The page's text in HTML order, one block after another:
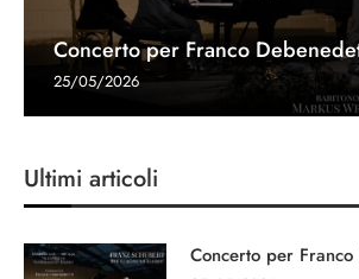
Concerto per Franco
25/05/2026
Ultimi articoli
Concerto per